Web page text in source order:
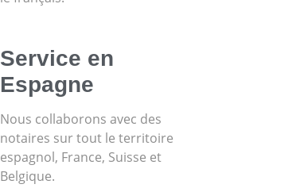
Service en
Espagne
Nous collaborons avec des
notaires sur tout le territoire
espagnol, France, Suisse et
Belgique.